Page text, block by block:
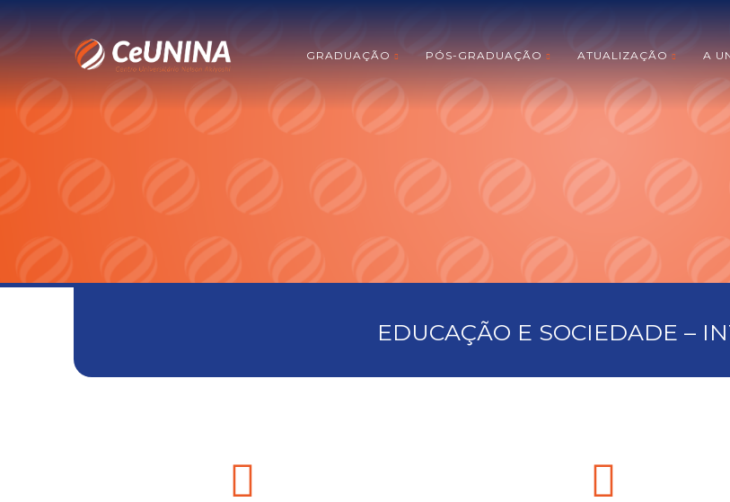
GRADUAÇÃO PÓS-GRADUAÇÃO ATUALIZAÇÃO A
EDUCAÇÃO E SOCIEDADE –